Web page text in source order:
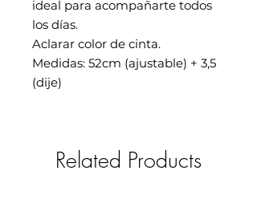
ideal para acompañarte todos
los días.
Aclarar color de cinta.
Medidas: 52cm (ajustable) + 3,5
(dije)
Related Products